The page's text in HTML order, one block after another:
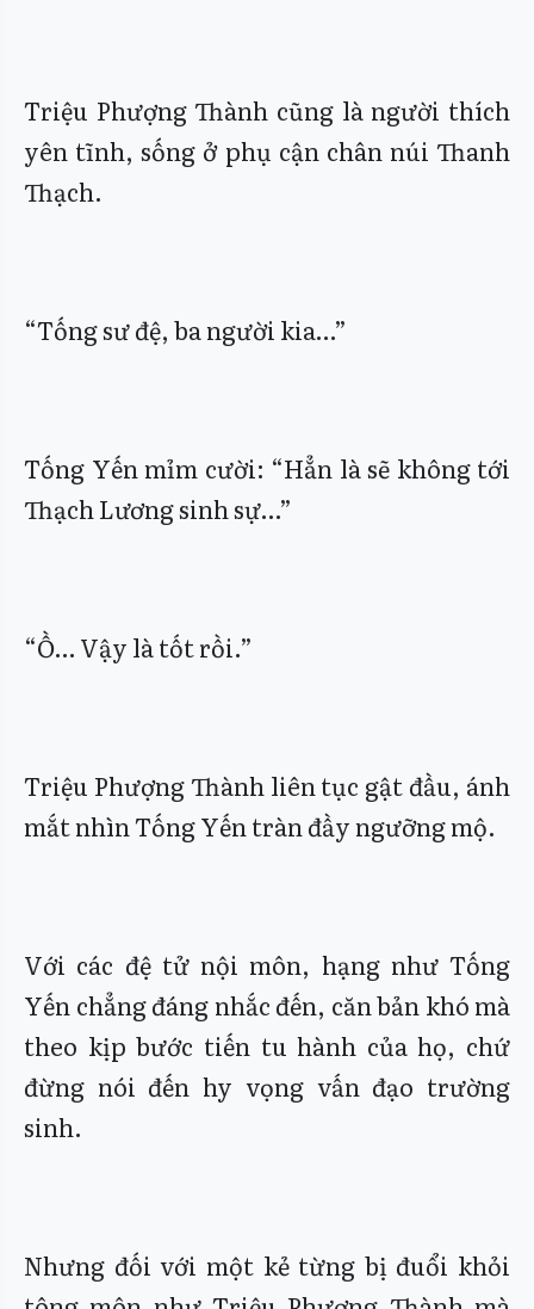
Triệu Phượng Thành cũng là người thích
yên tĩnh, sống ở phụ cận chân núi Thanh
Thạch.
“Tống sư đệ, ba người kia…”
Tống Yến mỉm cười: “Hẳn là sẽ không tới
Thạch Lương sinh sự…”
“Ồ… Vậy là tốt rồi.”
Triệu Phượng Thành liên tục gật đầu, ánh
mắt nhìn Tống Yến tràn đầy ngưỡng mộ.
Với các đệ tử nội môn, hạng như Tống
Yến chẳng đáng nhắc đến, căn bản khó mà
theo kịp bước tiến tu hành của họ, chứ
đừng nói đến hy vọng vấn đạo trường
sinh.
Nhưng đối với một kẻ từng bị đuổi khỏi